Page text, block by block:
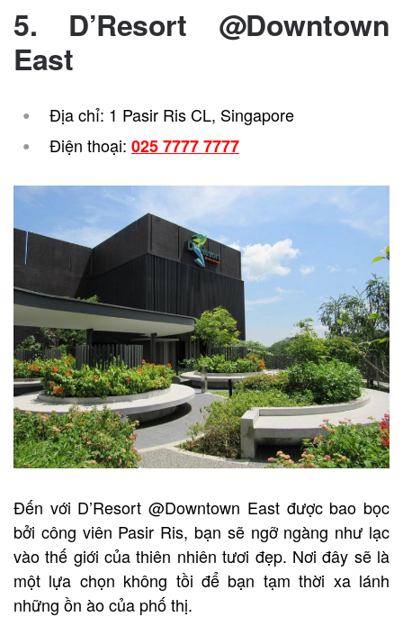
5. D’Resort @Downtown
East
Địa chỉ: 1 Pasir Ris CL, Singapore
Điện thoại: 025 7777 7777
Đến với D’Resort @Downtown East được bao bọc
bởi công viên Pasir Ris, bạn sẽ ngỡ ngàng như lạc
vào thế giới của thiên nhiên tươi đẹp. Nơi đây sẽ là
một lựa chọn không tồi để bạn tạm thời xa lánh
những ồn ào của phố thị.